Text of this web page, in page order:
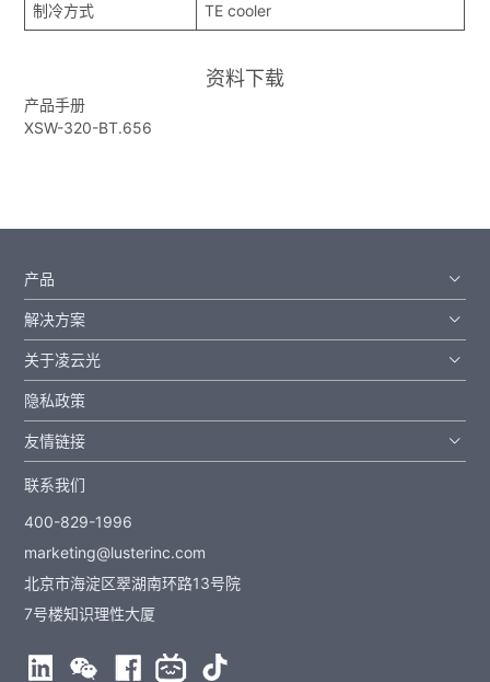
制冷方式 TE cooler
资料下载
产品手册
XSW-320-BT.656
产品
解决方案
关于凌云光
隐私政策
友情链接
联系我们
400-829-1996
marketing@lusterinc.com
北京市海淀区翠湖南环路13号院
7号楼知识理性大厦